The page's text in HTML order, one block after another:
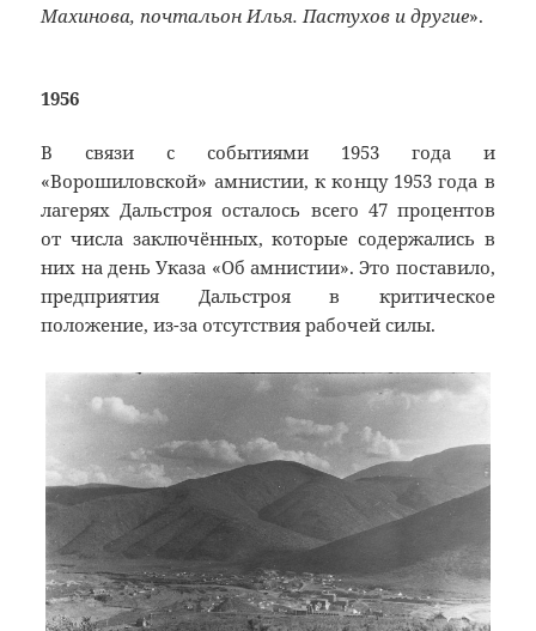
Махинова, почтальон Илья. Пастухов и другие».
1956
В связи с событиями 1953 года и
«Ворошиловской» амнистии, к концу 1953 года в
лагерях Дальстроя осталось всего 47 процентов
от числа заключённых, которые содержались в
них на день Указа «Об амнистии». Это поставило,
предприятия Дальстроя в критическое
положение, из-за отсутствия рабочей силы.